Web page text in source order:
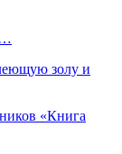
золу и
«Книга